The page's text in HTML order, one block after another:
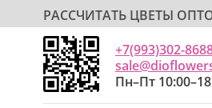
РАССЧИТАТЬ ЦВЕТЫ
+7(993)302-
Пн–Пт